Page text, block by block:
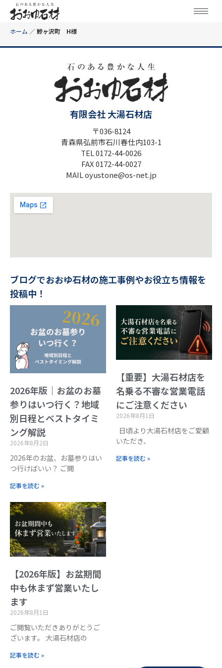
ホーム ／鰺ヶ沢町 H様
有限会社 大湯石材店
〒036-8124
青森県弘前市石川春仕内103-1
TEL 0172-44-0026
FAX 0172-44-0027
MAIL oyustone@os-net.jp
ブログでおおゆ石材の施工事例やお役立ち情報を
投稿中！
2026年版｜お盆のお墓
参りはいつ行く？地域
別日程とベストタイミ
ング解説
2026年8月2日
2026年のお盆、お墓参りはい
つ行けばいい？ ご閲
記事を読む »
【重要】大湯石材店を
名乗る不審な営業電話
にご注意ください
2026年8月1日
日頃より大湯石材店をご愛顧
いただき、
記事を読む »
【2026年版】お盆期間
中も休まず営業いたし
ます
2026年8月1日
ご閲覧いただきありがとうご
ざいます。 大湯石材店の
記事を読む »